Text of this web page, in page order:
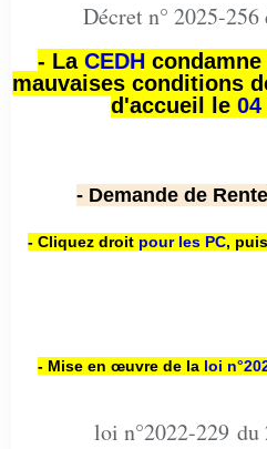
Décret n° 2025-
- La CEDH
mauvaises conditions
d'accueil le 04
- Demande de
- Cliquez droit pour les PC, puis
- Mise en œuvre de la loi n
loi n°2022-229